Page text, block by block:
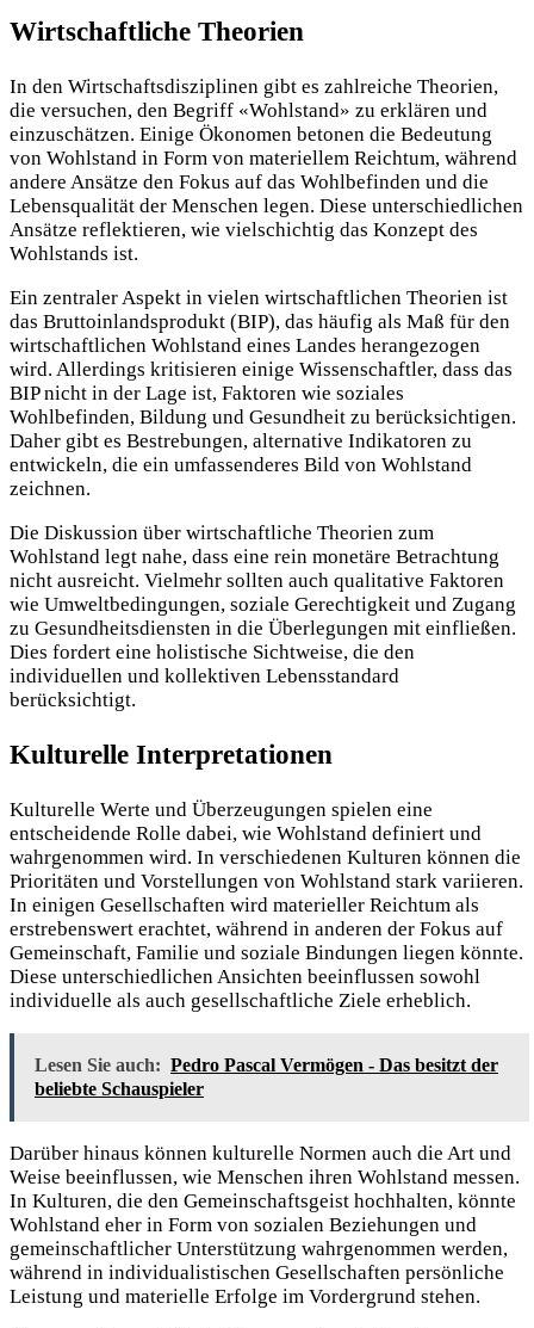
Wirtschaftliche Theorien
In den Wirtschaftsdisziplinen gibt es zahlreiche Theorien,
die versuchen, den Begriff «Wohlstand» zu erklären und
einzuschätzen. Einige Ökonomen betonen die Bedeutung
von Wohlstand in Form von materiellem Reichtum, während
andere Ansätze den Fokus auf das Wohlbefinden und die
Lebensqualität der Menschen legen. Diese unterschiedlichen
Ansätze reflektieren, wie vielschichtig das Konzept des
Wohlstands ist.
Ein zentraler Aspekt in vielen wirtschaftlichen Theorien ist
das Bruttoinlandsprodukt (BIP), das häufig als Maß für den
wirtschaftlichen Wohlstand eines Landes herangezogen
wird. Allerdings kritisieren einige Wissenschaftler, dass das
BIP nicht in der Lage ist, Faktoren wie soziales
Wohlbefinden, Bildung und Gesundheit zu berücksichtigen.
Daher gibt es Bestrebungen, alternative Indikatoren zu
entwickeln, die ein umfassenderes Bild von Wohlstand
zeichnen.
Die Diskussion über wirtschaftliche Theorien zum
Wohlstand legt nahe, dass eine rein monetäre Betrachtung
nicht ausreicht. Vielmehr sollten auch qualitative Faktoren
wie Umweltbedingungen, soziale Gerechtigkeit und Zugang
zu Gesundheitsdiensten in die Überlegungen mit einfließen.
Dies fordert eine holistische Sichtweise, die den
individuellen und kollektiven Lebensstandard
berücksichtigt.
Kulturelle Interpretationen
Kulturelle Werte und Überzeugungen spielen eine
entscheidende Rolle dabei, wie Wohlstand definiert und
wahrgenommen wird. In verschiedenen Kulturen können die
Prioritäten und Vorstellungen von Wohlstand stark variieren.
In einigen Gesellschaften wird materieller Reichtum als
erstrebenswert erachtet, während in anderen der Fokus auf
Gemeinschaft, Familie und soziale Bindungen liegen könnte.
Diese unterschiedlichen Ansichten beeinflussen sowohl
individuelle als auch gesellschaftliche Ziele erheblich.
Lesen Sie auch: Pedro Pascal Vermögen - Das besitzt der
beliebte Schauspieler
Darüber hinaus können kulturelle Normen auch die Art und
Weise beeinflussen, wie Menschen ihren Wohlstand messen.
In Kulturen, die den Gemeinschaftsgeist hochhalten, könnte
Wohlstand eher in Form von sozialen Beziehungen und
gemeinschaftlicher Unterstützung wahrgenommen werden,
während in individualistischen Gesellschaften persönliche
Leistung und materielle Erfolge im Vordergrund stehen.